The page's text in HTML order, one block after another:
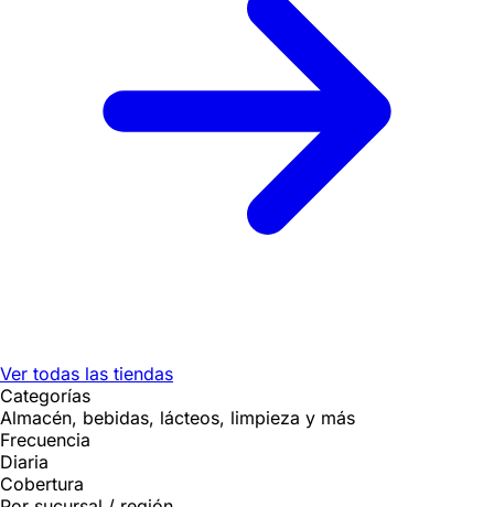
Ver todas las tiendas
Categorías
Almacén, bebidas, lácteos, limpieza y más
Frecuencia
Diaria
Cobertura